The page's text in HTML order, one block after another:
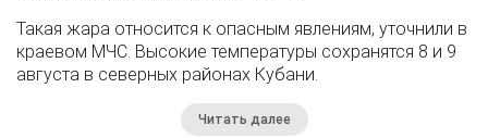
Такая жара относится к опасным явлениям, уточнили в
краевом МЧС. Высокие температуры сохранятся 8 и 9
августа в северных районах Кубани.
Читать далее